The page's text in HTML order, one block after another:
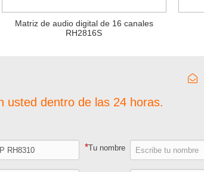
Matriz de audio digital de 16 canales
RH2816S
usted dentro de las 24 horas.
*Tu nombre